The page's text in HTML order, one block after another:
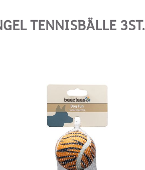
TENNISBÄLLE 3ST.